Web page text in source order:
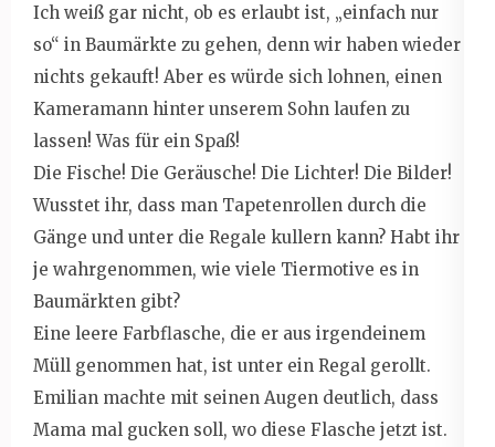
Ich weiß gar nicht, ob es erlaubt ist, „einfach nur
so“ in Baumärkte zu gehen, denn wir haben wieder
nichts gekauft! Aber es würde sich lohnen, einen
Kameramann hinter unserem Sohn laufen zu
lassen! Was für ein Spaß!
Die Fische! Die Geräusche! Die Lichter! Die Bilder!
Wusstet ihr, dass man Tapetenrollen durch die
Gänge und unter die Regale kullern kann? Habt ihr
je wahrgenommen, wie viele Tiermotive es in
Baumärkten gibt?
Eine leere Farbflasche, die er aus irgendeinem
Müll genommen hat, ist unter ein Regal gerollt.
Emilian machte mit seinen Augen deutlich, dass
Mama mal gucken soll, wo diese Flasche jetzt ist.